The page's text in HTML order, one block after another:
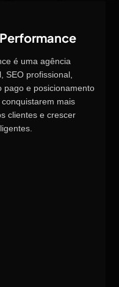
é uma agência
SEO profissional,
pago e posicionamento
mais
clientes e crescer